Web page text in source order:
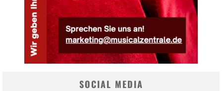
SOCIAL MEDIA